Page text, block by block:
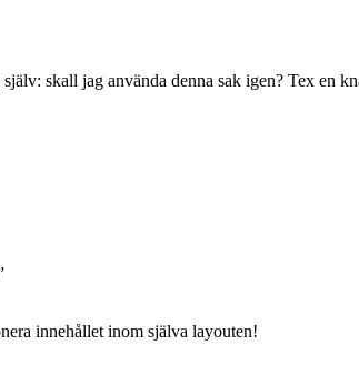
skall jag använda denna sak igen? Tex en
innehållet inom själva layouten!